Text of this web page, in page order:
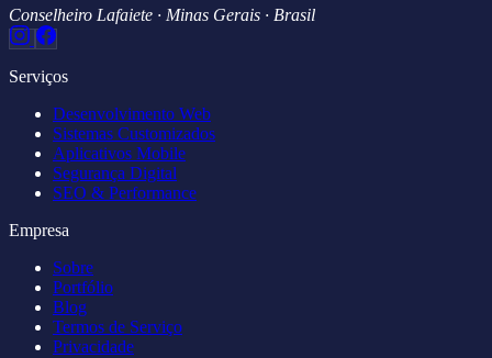
Conselheiro Lafaiete · Minas Gerais · Brasil
Serviços
Desenvolvimento Web
Sistemas Customizados
Aplicativos Mobile
Segurança Digital
SEO & Performance
Empresa
Sobre
Portfólio
Blog
Termos de Serviço
Privacidade